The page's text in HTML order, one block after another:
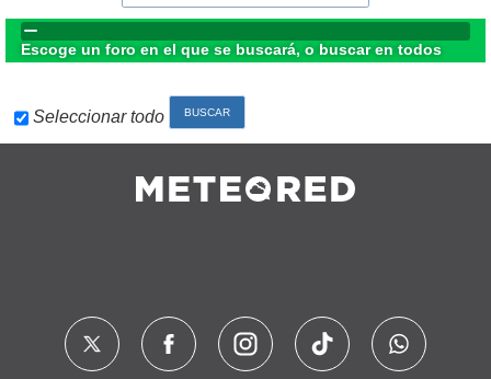
Escoge un foro en el que se buscará, o buscar en todos
Seleccionar todo